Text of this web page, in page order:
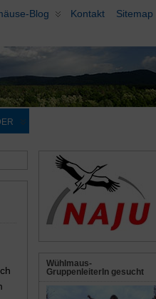
Blog Kontakt Sitemap
Wühlmaus-
GruppenleiterIn gesucht